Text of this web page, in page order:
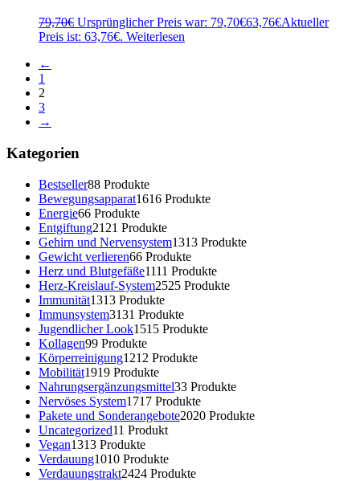
79,70€ Ursprünglicher Preis war: 79,70€63,76€Aktueller
Preis ist: 63,76€. Weiterlesen
←
1
2
3
→
Kategorien
Bestseller88 Produkte
Bewegungsapparat1616 Produkte
Energie66 Produkte
Entgiftung21 21 Produkte
Gehirn und Nervensystem1313 Produkte
Gewicht verlieren66 Produkte
Herz und Blutgefäße1111 Produkte
Herz-Kreislauf-System2525 Produkte
Immunität1313 Produkte
Immunsystem3131 Produkte
Jugendlicher Look1515 Produkte
Kollagen99 Produkte
Körperreinigung1212 Produkte
Mobilität1919 Produkte
Nahrungsergänzungsmittel33 Produkte
Nervöses System1717 Produkte
Pakete und Sonderangebote2020 Produkte
Uncategorized11 Produkt
Vegan1313 Produkte
Verdauung1010 Produkte
Verdauungstrakt2424 Produkte